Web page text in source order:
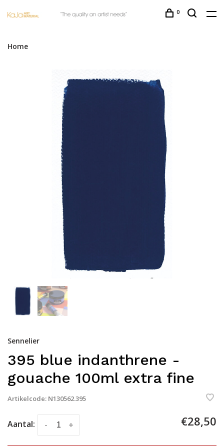
0
Home
Sennelier
395 blue indanthrene -
gouache 100ml extra fine
Artikelcode: N130562.395
Aantal: +
- €28,50